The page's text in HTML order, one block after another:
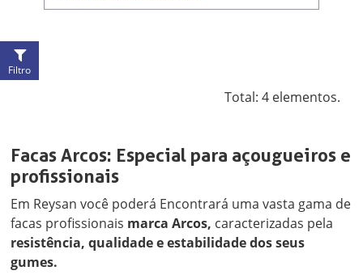
Total: 4 elementos.
Facas Arcos: Especial para açougueiros e
profissionais
Em Reysan você poderá Encontrará uma vasta gama de
facas profissionais marca Arcos, caracterizadas pela
resistência, qualidade e estabilidade dos seus
gumes.
Filtro